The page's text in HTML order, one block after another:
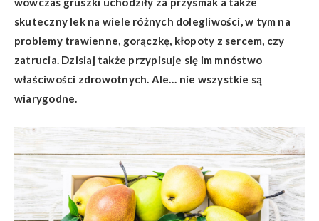
skuteczny lek na wiele różnych dolegliwości, w tym na
problemy trawienne, gorączkę, kłopoty z sercem, czy
zatrucia. Dzisiaj także przypisuje się im mnóstwo
właściwości zdrowotnych. Ale… nie wszystkie są
wiarygodne.